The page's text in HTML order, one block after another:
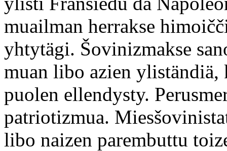
muailman herrakse
yhtytägi. Šovinizmakse
muan libo azien yliständiä,
puolen ellendysty.
patriotizmua.
libo naizen parembuttu